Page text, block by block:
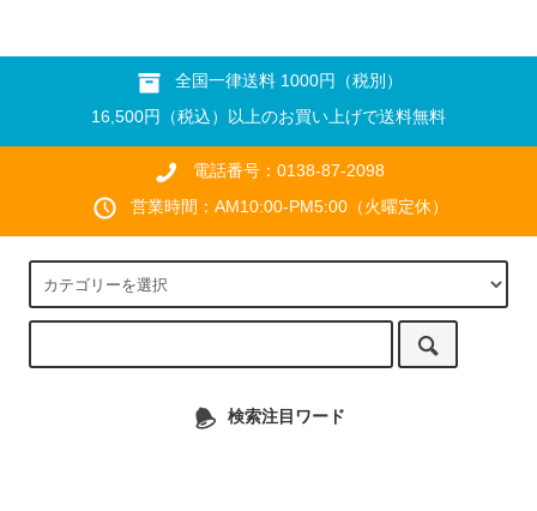
全国一律送料 1000円（税別）
16,500円（税込）以上のお買い上げで送料無料
電話番号：0138-87-2098
営業時間：AM10:00-PM5:00（火曜定休）
検索注目ワード